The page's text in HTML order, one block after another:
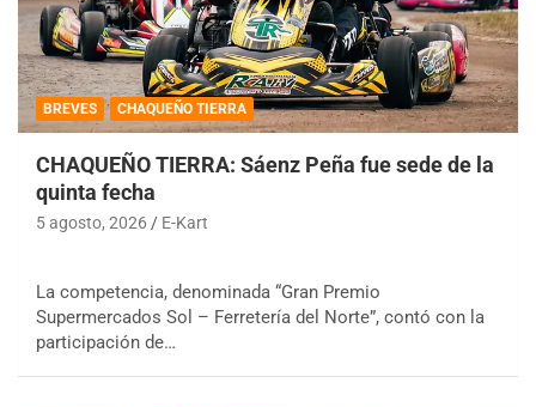
BREVES CHAQUEÑO TIERRA
CHAQUEÑO TIERRA: Sáenz Peña fue sede de la
quinta fecha
5 agosto, 2026 E-Kart
La competencia, denominada “Gran Premio
Supermercados Sol – Ferretería del Norte”, contó con la
participación de…